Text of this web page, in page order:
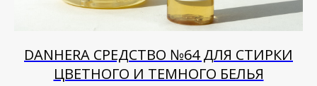
DANHERA СРЕДСТВО №64 ДЛЯ СТИРКИ
ЦВЕТНОГО И ТЕМНОГО БЕЛЬЯ